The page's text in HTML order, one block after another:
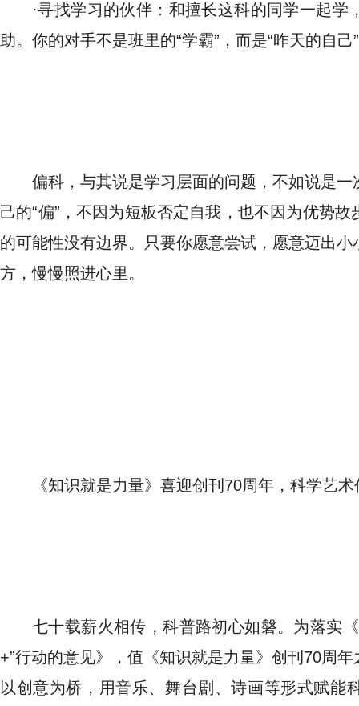
·寻找学习的伙伴：和擅长这科的同学一起学
助。你的对手不是班里的“学霸”，而是“昨天的自己
偏科，与其说是学习层面的问题，不如说是
己的“偏”，不因为短板否定自我，也不因为优势
的可能性没有边界。只要你愿意尝试，愿意迈出
方，慢慢照进心里。
《知识就是力量》喜迎创刊70周年，科学艺
七十载薪火相传，科普路初心如磐。为落实
+”行动的意见》，值《知识就是力量》创刊70周
以创意为桥，用音乐、舞台剧、诗画等形式赋能